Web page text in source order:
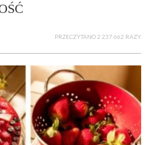
PRZECZYTANO 2 237 662 RAZY